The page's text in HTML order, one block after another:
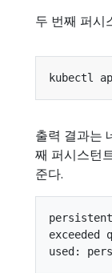
두 번째 퍼시
kubectl
출력 결과는
째 퍼시스턴
준다.
exceeded